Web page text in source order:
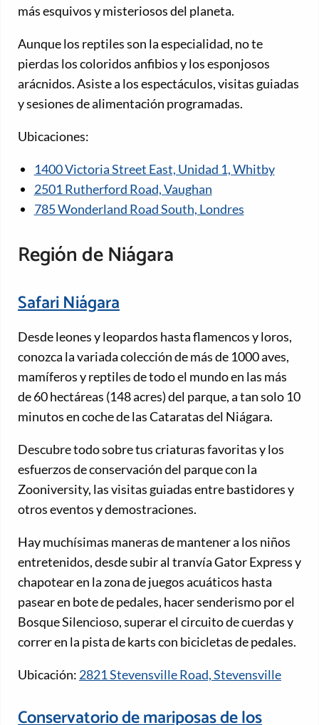
más esquivos y misteriosos del planeta.
Aunque los reptiles son la especialidad, no te
pierdas los coloridos anfibios y los esponjosos
arácnidos. Asiste a los espectáculos, visitas guiadas
y sesiones de alimentación programadas.
Ubicaciones:
1400 Victoria Street East, Unidad 1, Whitby
2501 Rutherford Road, Vaughan
785 Wonderland Road South, Londres
Región de Niágara
Safari Niágara
Desde leones y leopardos hasta flamencos y loros,
conozca la variada colección de más de 1000 aves,
mamíferos y reptiles de todo el mundo en las más
de 60 hectáreas (148 acres) del parque, a tan solo 10
minutos en coche de las Cataratas del Niágara.
Descubre todo sobre tus criaturas favoritas y los
esfuerzos de conservación del parque con la
Zooniversity, las visitas guiadas entre bastidores y
otros eventos y demostraciones.
Hay muchísimas maneras de mantener a los niños
entretenidos, desde subir al tranvía Gator Express y
chapotear en la zona de juegos acuáticos hasta
pasear en bote de pedales, hacer senderismo por el
Bosque Silencioso, superar el circuito de cuerdas y
correr en la pista de karts con bicicletas de pedales.
Ubicación: 2821 Stevensville Road, Stevensville
Conservatorio de mariposas de los